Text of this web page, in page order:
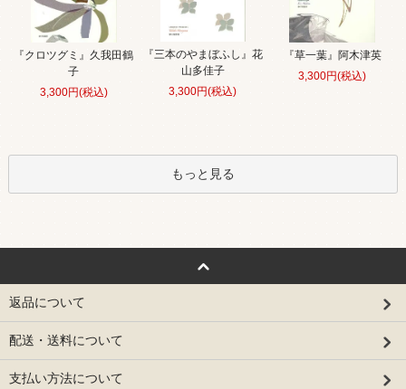
『クロツグミ』久我田鶴
子
3,300円(税込)
『三本のやまぼふし』花
山多佳子
3,300円(税込)
『草一葉』阿木津英
3,300円(税込)
もっと見る
返品について
配送・送料について
支払い方法について